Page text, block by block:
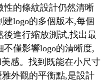
性的條紋設計仍然清晰
logo的多個版本,每個
後進行縮放測試,找出最
僅影響logo的清晰度,
感。找到既能在小尺寸
外觀的平衡點,是設計